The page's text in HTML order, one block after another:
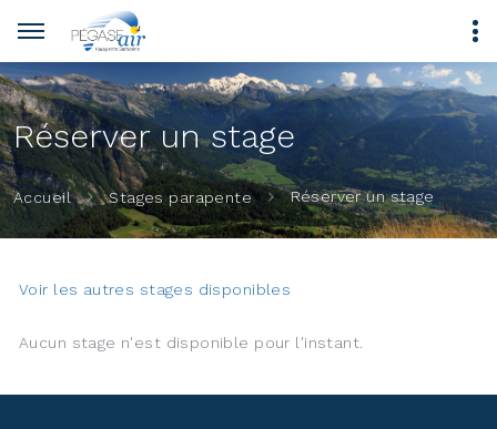
Réserver un stage
Accueil Stages parapente Réserver un stage
Voir les autres stages disponibles
Aucun stage n'est disponible pour l'instant.
Panneau de gestion des cookies